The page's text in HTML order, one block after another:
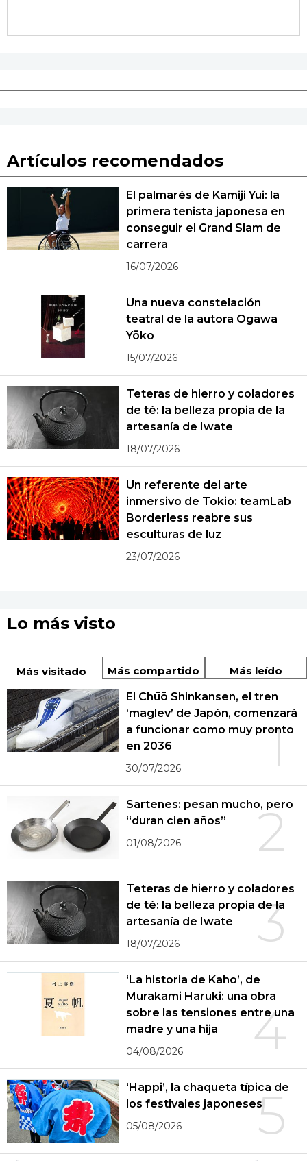
Artículos recomendados
El palmarés de Kamiji Yui: la
primera tenista japonesa en
conseguir el Grand Slam de
carrera
16/07/2026
Una nueva constelación
teatral de la autora Ogawa
Yōko
15/07/2026
Teteras de hierro y coladores
de té: la belleza propia de la
artesanía de Iwate
18/07/2026
Un referente del arte
inmersivo de Tokio: teamLab
Borderless reabre sus
esculturas de luz
23/07/2026
Lo más visto
Más visitado Más compartido Más leído
1
El Chūō Shinkansen, el tren
‘maglev’ de Japón, comenzará
a funcionar como muy pronto
en 2036
30/07/2026
2
Sartenes: pesan mucho, pero
“duran cien años”
01/08/2026
3
Teteras de hierro y coladores
de té: la belleza propia de la
artesanía de Iwate
18/07/2026
4
‘La historia de Kaho’, de
Murakami Haruki: una obra
sobre las tensiones entre una
madre y una hija
04/08/2026
5
‘Happi’, la chaqueta típica de
los festivales japoneses
05/08/2026